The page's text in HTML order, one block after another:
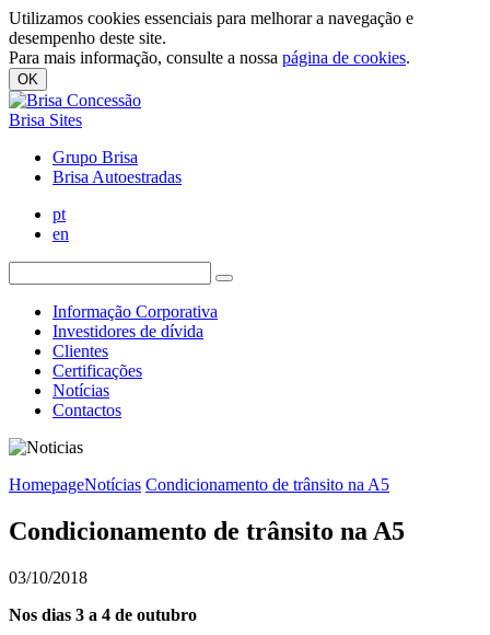
Utilizamos cookies essenciais para melhorar a navegação e
desempenho deste site.
Para mais informação, consulte a nossa página de cookies.
OK
Brisa Sites
Grupo Brisa
Brisa Autoestradas
pt
en
Informação Corporativa
Investidores de dívida
Clientes
Certificações
Notícias
Contactos
HomepageNotícias Condicionamento de trânsito na A5
Condicionamento de trânsito na A5
03/10/2018
Nos dias 3 a 4 de outubro